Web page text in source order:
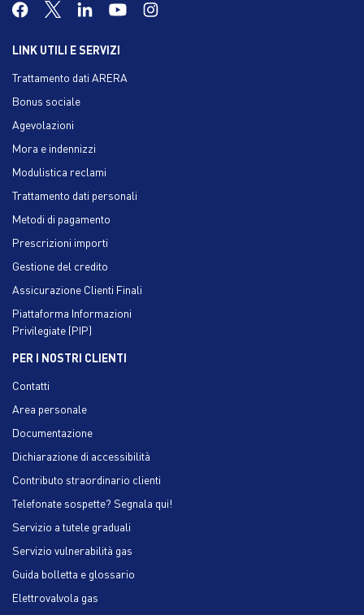
LINK UTILI E SERVIZI
Trattamento dati ARERA
Bonus sociale
Agevolazioni
Mora e indennizzi
Modulistica reclami
Trattamento dati personali
Metodi di pagamento
Prescrizioni importi
Gestione del credito
Assicurazione Clienti Finali
Piattaforma Informazioni
Privilegiate (PIP)
PER I NOSTRI CLIENTI
Contatti
Area personale
Documentazione
Dichiarazione di accessibilità
Contributo straordinario clienti
Telefonate sospette? Segnala qui!
Servizio a tutele graduali
Servizio vulnerabilità gas
Guida bolletta e glossario
Elettrovalvola gas